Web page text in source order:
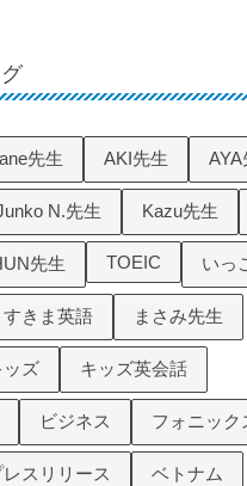
先生 AKI先生 AYA
N.先生 Kazu先生
先生 TOEIC いっ
すきま英語 まさみ先生
ッズ キッズ英会話
ビジネス フォニック
レスリリース ベトナム